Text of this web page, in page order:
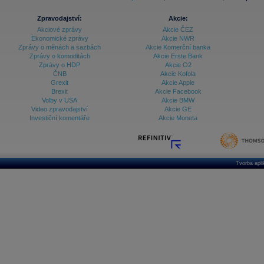
Zpravodajství:
Akciové zprávy
Ekonomické zprávy
Zprávy o měnách a sazbách
Zprávy o komoditách
Zprávy o HDP
ČNB
Grexit
Brexit
Volby v USA
Video zpravodajství
Investiční komentáře
Akcie:
Akcie ČEZ
Akcie NWR
Akcie Komerční banka
Akcie Erste Bank
Akcie O2
Akcie Kofola
Akcie Apple
Akcie Facebook
Akcie BMW
Akcie GE
Akcie Moneta
Tvorba